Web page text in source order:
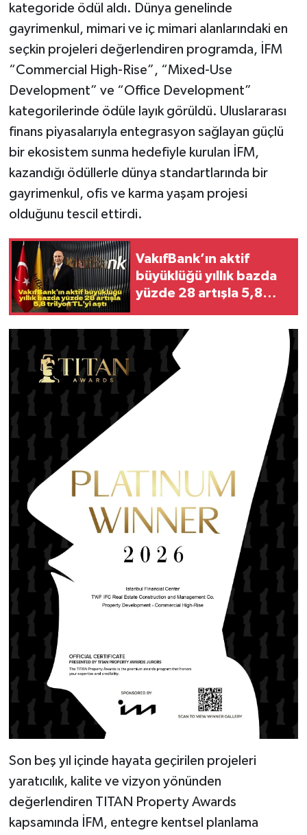
kategoride ödül aldı. Dünya genelinde
gayrimenkul, mimari ve iç mimari alanlarındaki en
seçkin projeleri değerlendiren programda, İFM
“Commercial High-Rise”, “Mixed-Use
Development” ve “Office Development”
kategorilerinde ödüle layık görüldü. Uluslararası
finans piyasalarıyla entegrasyon sağlayan güçlü
bir ekosistem sunma hedefiyle kurulan İFM,
kazandığı ödüllerle dünya standartlarında bir
gayrimenkul, ofis ve karma yaşam projesi
olduğunu tescil ettirdi.
VakıfBank’ın aktif
büyüklüğü yıllık bazda
yüzde 28 artışla 5,8
Son beş yıl içinde hayata geçirilen projeleri
yaratıcılık, kalite ve vizyon yönünden
değerlendiren TITAN Property Awards
kapsamında İFM, entegre kentsel planlama